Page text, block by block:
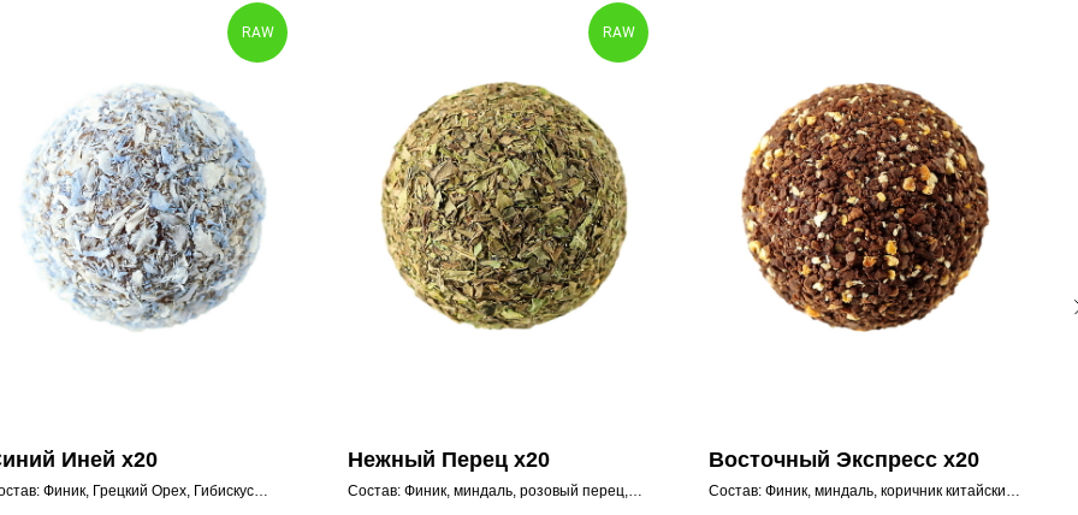
RAW
Иней х20
Финик, Грецкий Орех, Гибискус
RAW
Нежный Перец х20
Состав: Финик, миндаль, розовый перец,
Восточный Экспресс х20
Состав: Финик, миндаль, коричник китайский